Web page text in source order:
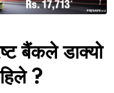
Sponsored
बैंकले डाक्यो
?